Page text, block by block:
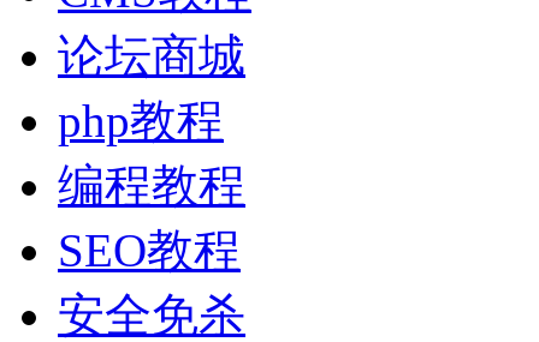
论坛商城
php教程
编程教程
SEO教程
安全免杀